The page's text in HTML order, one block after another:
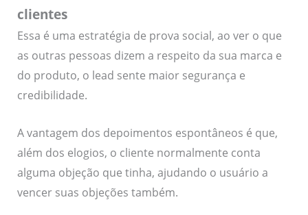
clientes
Essa é uma estratégia de prova social, ao ver o que
as outras pessoas dizem a respeito da sua marca e
do produto, o lead sente maior segurança e
credibilidade.
A vantagem dos depoimentos espontâneos é que,
além dos elogios, o cliente normalmente conta
alguma objeção que tinha, ajudando o usuário a
vencer suas objeções também.